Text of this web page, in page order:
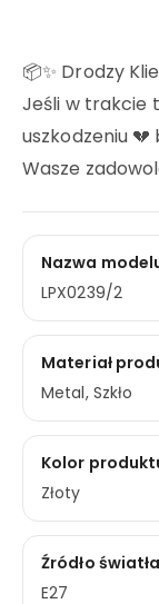
📦✨ Drodzy
Jeśli w trakcie
uszkodzeniu
Wasze
Nazwa
LPX0239/2
Materiał
Metal, Szkło
Kolor
Złoty
Źródło światła
E27